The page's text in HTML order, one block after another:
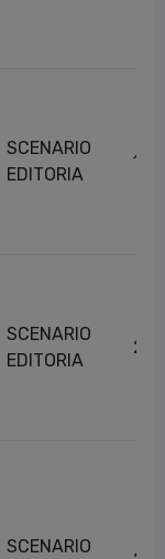
SCENARIO
EDITORIA
10/
SCENARIO
EDITORIA
SCENARIO